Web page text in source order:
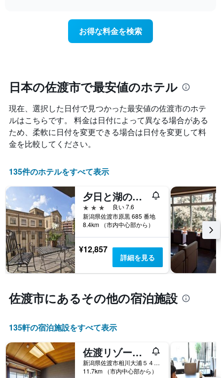
均
料
を
表
し
て
い
す
は、
曜
日
を
表
し
て
す。
軸
1​
本
は、
客
室
の
平
料
金
表
し
て
い
ま
す
れ
て
室
料
金
が
ど
よ
う
に
す
る
か
を
表
し
て
す
表
X
軸
1
本
は、
宿
お得な料金を検索
日本の佐渡市で最安値のホテル
現在、選択した日付で見つかった最安値の佐渡市のホテ
ルはこちらです。 料金は日付によって異なる場合がある
ため、柔軟に日付を変更できる場合は日付を変更して料
金を比較してください。
135件のホテルをすべて表示
夕日と湖の宿 あおきや
3つ星
良い 7.6
新潟県佐渡市原黒 685 番地
8.4km （市内中心部から）
¥12,857
詳細を見る
佐渡市​にあるその他の宿泊施設
135​軒の宿泊施設をすべて表示
佐渡リゾート ホテル吾妻
新潟県佐渡市相川大浦５４８−１
11.7km （市内中心部から）